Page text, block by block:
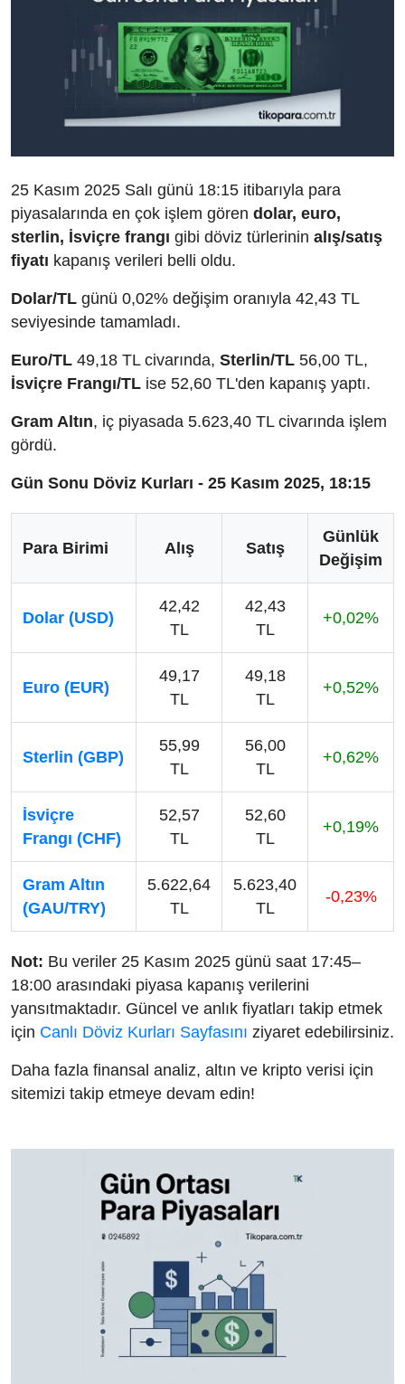
25 Kasım 2025 Salı günü 18:15 itibarıyla para
piyasalarında en çok işlem gören dolar, euro,
sterlin, İsviçre frangı gibi döviz türlerinin alış/satış
fiyatı kapanış verileri belli oldu.
Dolar/TL günü 0,02% değişim oranıyla 42,43 TL
seviyesinde tamamladı.
Euro/TL 49,18 TL civarında, Sterlin/TL 56,00 TL,
İsviçre Frangı/TL ise 52,60 TL'den kapanış yaptı.
Gram Altın, iç piyasada 5.623,40 TL civarında işlem
gördü.
Gün Sonu Döviz Kurları - 25 Kasım 2025, 18:15
Para Birimi Alış Satış
Günlük
Değişim
Dolar (USD)
42,42
TL
42,43
TL
+0,02%
Euro (EUR)
49,17
TL
49,18
TL
+0,52%
Sterlin (GBP)
55,99
TL
56,00
TL
+0,62%
İsviçre
Frangı (CHF)
52,57
TL
52,60
TL
+0,19%
Gram Altın
(GAU/TRY)
5.622,64
TL
5.623,40
TL
-0,23%
Not: Bu veriler 25 Kasım 2025 günü saat 17:45–
18:00 arasındaki piyasa kapanış verilerini
yansıtmaktadır. Güncel ve anlık fiyatları takip etmek
için Canlı Döviz Kurları Sayfasını ziyaret edebilirsiniz.
Daha fazla finansal analiz, altın ve kripto verisi için
sitemizi takip etmeye devam edin!